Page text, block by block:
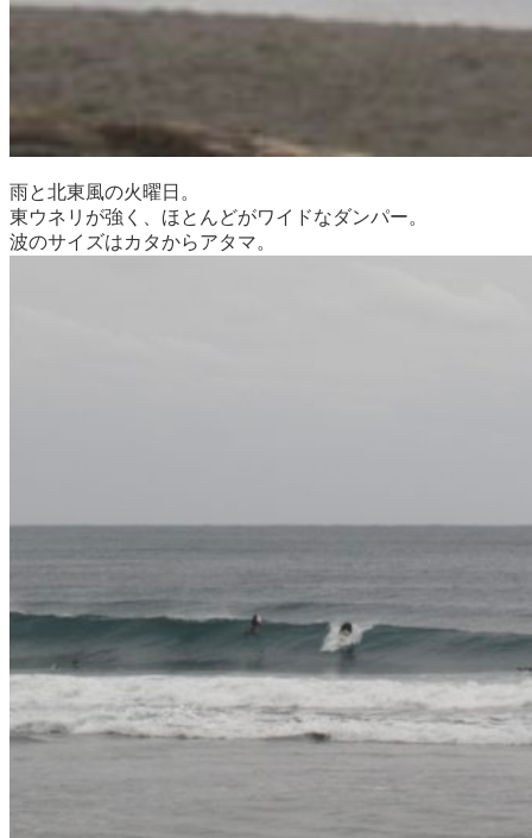
雨と北東風の火曜日。
東ウネリが強く、ほとんどがワイドなダンパー。
波のサイズはカタからアタマ。